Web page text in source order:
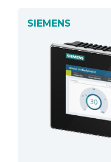
SIEMENS